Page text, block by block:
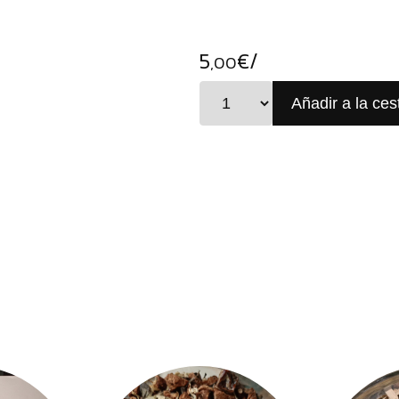
5,00€/